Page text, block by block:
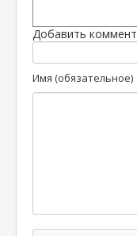
Добавить
Имя (обязательное)